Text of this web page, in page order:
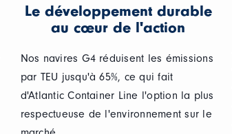
Le développement durable
au cœur de l'action
Nos navires G4 réduisent les émissions
par TEU jusqu'à 65%, ce qui fait
d'Atlantic Container Line l'option la plus
respectueuse de l'environnement sur le